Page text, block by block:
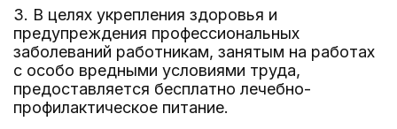
3. В целях укрепления здоровья и
предупреждения профессиональных
заболеваний работникам, занятым на работах
с особо вредными условиями труда,
предоставляется бесплатно лечебно-
профилактическое питание.